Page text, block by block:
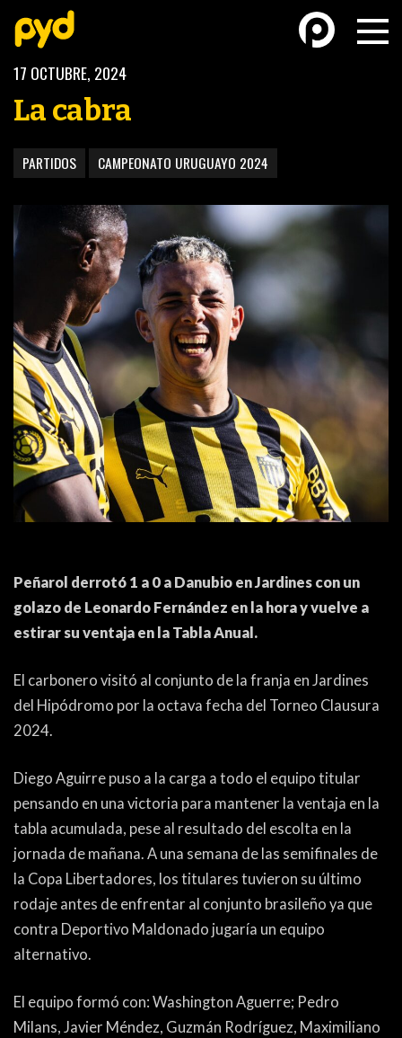
FUTSAL FUTSAL FEMENINO
ACTUALIDAD
3ERA DIVISIÓN
FORMATIVAS
PARTIDOS
CONTENIDOS
COLUMNAS
ENTREVISTAS
TRIBUNA
PYD RADIO
PEÑAS
ENCUESTAS
EDITORIALES
OTROS DEPORTES
ATLETISMO
HANDBALL
FÚTBOL PLAYA
MÁS DE PYD
HISTORIA
17 OCTUBRE, 2024
La cabra
PARTIDOS CAMPEONATO URUGUAYO 2024
Peñarol derrotó 1 a 0 a Danubio en Jardines con un
golazo de Leonardo Fernández en la hora y vuelve a
estirar su ventaja en la Tabla Anual.
El carbonero visitó al conjunto de la franja en Jardines
del Hipódromo por la octava fecha del Torneo Clausura
2024.
Diego Aguirre puso a la carga a todo el equipo titular
pensando en una victoria para mantener la ventaja en la
tabla acumulada, pese al resultado del escolta en la
jornada de mañana. A una semana de las semifinales de
la Copa Libertadores, los titulares tuvieron su último
rodaje antes de enfrentar al conjunto brasileño ya que
contra Deportivo Maldonado jugaría un equipo
alternativo.
El equipo formó con: Washington Aguerre; Pedro
Milans, Javier Méndez, Guzmán Rodríguez, Maximiliano